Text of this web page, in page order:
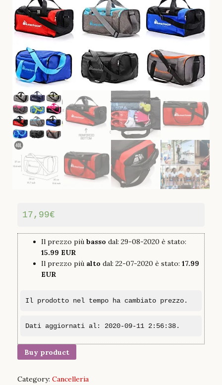
17,99€
Il prezzo più basso dal: 29-08-2020 è stato:
15.99 EUR
Il prezzo più alto dal: 22-07-2020 è stato: 17.99
EUR
Il prodotto nel tempo ha cambiato prezzo.
Dati aggiornati al: 2020-09-11 2:56:38.
Buy product
Category: Cancelleria